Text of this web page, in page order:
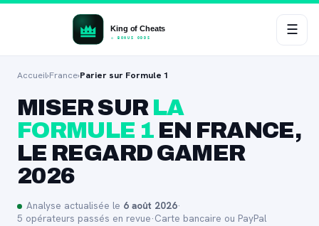
☰
Accueil›France›Parier sur Formule 1
MISER SUR LA
FORMULE 1 EN FRANCE,
LE REGARD GAMER
2026
Analyse actualisée le 6 août 2026·
5 opérateurs passés en revue·Carte bancaire ou PayPal